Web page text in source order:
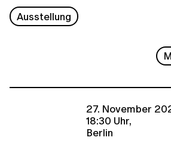
Ausstellung
27. November
18:30 Uhr,
Berlin